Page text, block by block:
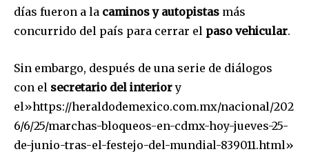
días fueron a la caminos y autopistas más
concurrido del país para cerrar el paso vehicular.
Sin embargo, después de una serie de diálogos
con el secretario del interiory
el»https://heraldodemexico.com.mx/nacional/202
6/6/25/marchas-bloqueos-en-cdmx-hoy-jueves-25-
de-junio-tras-el-festejo-del-mundial-839011.html»